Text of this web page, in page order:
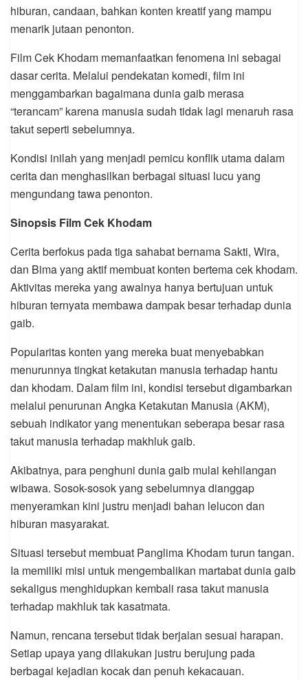
hiburan, candaan, bahkan konten kreatif yang mampu
menarik jutaan penonton.
Film Cek Khodam memanfaatkan fenomena ini sebagai
dasar cerita. Melalui pendekatan komedi, film ini
menggambarkan bagaimana dunia gaib merasa
“terancam” karena manusia sudah tidak lagi menaruh rasa
takut seperti sebelumnya.
Kondisi inilah yang menjadi pemicu konflik utama dalam
cerita dan menghasilkan berbagai situasi lucu yang
mengundang tawa penonton.
Sinopsis Film Cek Khodam
Cerita berfokus pada tiga sahabat bernama Sakti, Wira,
dan Bima yang aktif membuat konten bertema cek khodam.
Aktivitas mereka yang awalnya hanya bertujuan untuk
hiburan ternyata membawa dampak besar terhadap dunia
gaib.
Popularitas konten yang mereka buat menyebabkan
menurunnya tingkat ketakutan manusia terhadap hantu
dan khodam. Dalam film ini, kondisi tersebut digambarkan
melalui penurunan Angka Ketakutan Manusia (AKM),
sebuah indikator yang menentukan seberapa besar rasa
takut manusia terhadap makhluk gaib.
Akibatnya, para penghuni dunia gaib mulai kehilangan
wibawa. Sosok-sosok yang sebelumnya dianggap
menyeramkan kini justru menjadi bahan lelucon dan
hiburan masyarakat.
Situasi tersebut membuat Panglima Khodam turun tangan.
Ia memiliki misi untuk mengembalikan martabat dunia gaib
sekaligus menghidupkan kembali rasa takut manusia
terhadap makhluk tak kasatmata.
Namun, rencana tersebut tidak berjalan sesuai harapan.
Setiap upaya yang dilakukan justru berujung pada
berbagai kejadian kocak dan penuh kekacauan.